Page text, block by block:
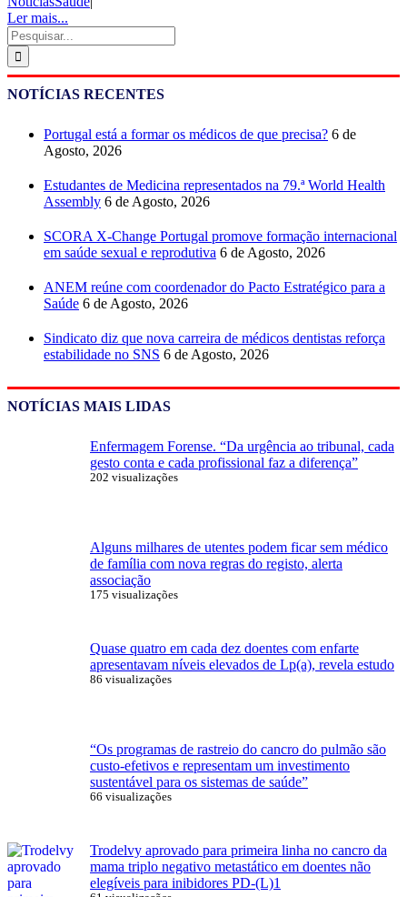
Ler mais...
Pesquisar
NOTÍCIAS RECENTES
Portugal está a formar os médicos de que precisa? 6 de
Agosto, 2026
Estudantes de Medicina representados na 79.ª World Health
Assembly 6 de Agosto, 2026
SCORA X-Change Portugal promove formação internacional
em saúde sexual e reprodutiva 6 de Agosto, 2026
ANEM reúne com coordenador do Pacto Estratégico para a
Saúde 6 de Agosto, 2026
Sindicato diz que nova carreira de médicos dentistas reforça
estabilidade no SNS 6 de Agosto, 2026
NOTÍCIAS MAIS LIDAS
Enfermagem Forense. “Da urgência ao tribunal, cada
gesto conta e cada profissional faz a diferença”
202 visualizações
Alguns milhares de utentes podem ficar sem médico
de família com nova regras do registo, alerta
associação
175 visualizações
Quase quatro em cada dez doentes com enfarte
apresentavam níveis elevados de Lp(a), revela estudo
86 visualizações
“Os programas de rastreio do cancro do pulmão são
custo-efetivos e representam um investimento
sustentável para os sistemas de saúde”
66 visualizações
Trodelvy aprovado para primeira linha no cancro da
mama triplo negativo metastático em doentes não
elegíveis para inibidores PD-(L)1